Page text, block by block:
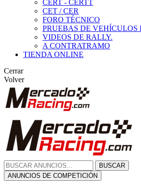
CERT - CERTT
CET / CER
FORO TÉCNICO
PRUEBAS DE VEHÍCULOS
VIDEOS DE RALLY.
A CONTRATRAMO
TIENDA ONLINE
Cerrar
Volver
BUSCAR
ANUNCIOS DE COMPETICIÓN